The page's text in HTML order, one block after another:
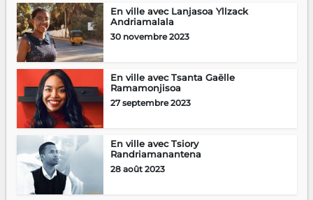
En ville avec Lanjasoa Yllzack
Andriamalala
30 novembre 2023
En ville avec Tsanta Gaëlle
Ramamonjisoa
27 septembre 2023
En ville avec Tsiory
Randriamanantena
28 août 2023